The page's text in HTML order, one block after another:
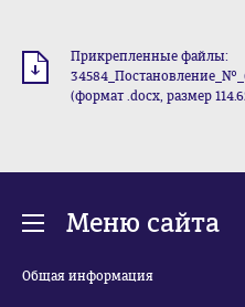
Прикрепленные файлы:
(формат .docx, размер
Меню сайта
Общая информация